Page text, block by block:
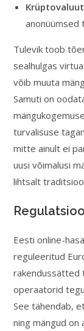
anonüümsed
Tulevik toob
sealhulgas
võib muuta
Samuti on
turvalisuse
mitte ainult ei
uusi võimalusi
lihtsalt
Eesti online-
reguleeritud
rakendussätted
operaatorid
See tähendab,
ning mängud on